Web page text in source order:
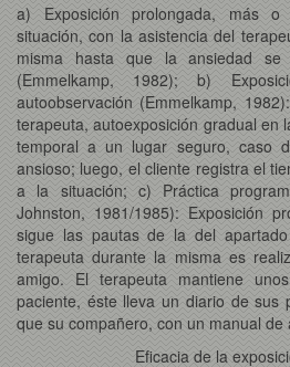
a) Exposición prolongada, más
situación, con la asistencia del
misma hasta que la ansiedad se
(Emmelkamp, 1982); b)
autoobservación (Emmelkamp,
terapeuta, autoexposición gradual en
temporal a un lugar seguro, caso
ansioso; luego, el cliente registra el
a la situación; c) Práctica
Johnston, 1981/1985): Exposición
sigue las pautas de la del apartado
terapeuta durante la misma es
amigo. El terapeuta mantiene
paciente, éste lleva un diario de sus
que su compañero, con un manual de
Eficacia de la